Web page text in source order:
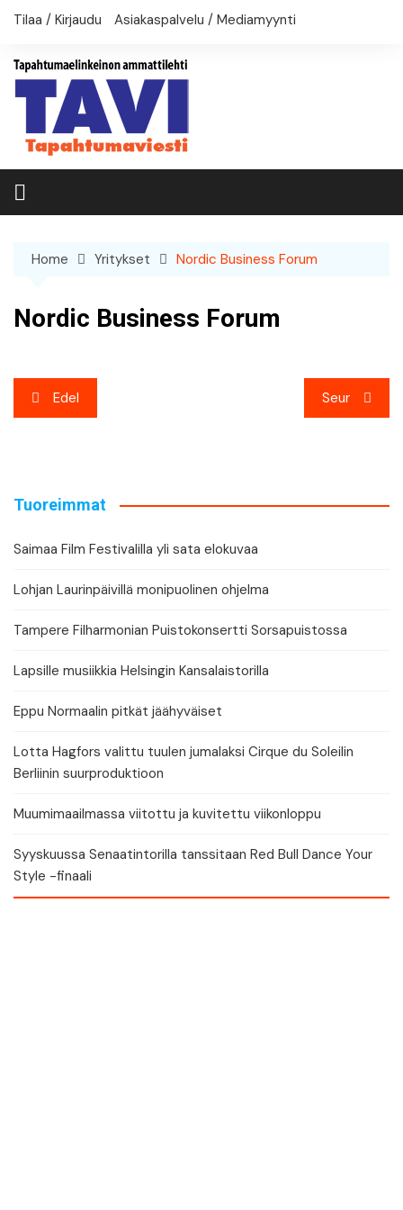
Skip
Tilaa / Kirjaudu Asiakaspalvelu / Mediamyynti
Home Yritykset Nordic Business Forum
Nordic Business Forum
Artikkelien
selaus
Edel Seur
Tuoreimmat
Saimaa Film Festivalilla yli sata elokuvaa
Lohjan Laurinpäivillä monipuolinen ohjelma
Tampere Filharmonian Puistokonsertti Sorsapuistossa
Lapsille musiikkia Helsingin Kansalaistorilla
Eppu Normaalin pitkät jäähyväiset
Lotta Hagfors valittu tuulen jumalaksi Cirque du Soleilin
Berliinin suurproduktioon
Muumimaailmassa viitottu ja kuvitettu viikonloppu
Syyskuussa Senaatintorilla tanssitaan Red Bull Dance Your
Style -finaali